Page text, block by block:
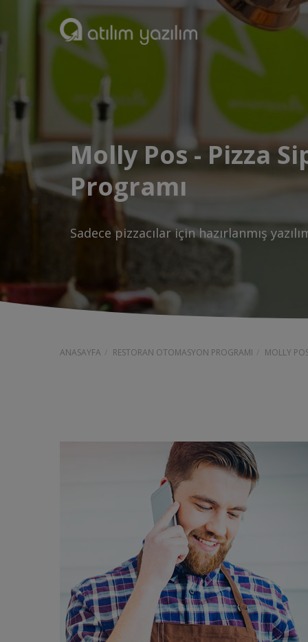
Molly Pos - Pizza
Programı
Sadece pizzacılar için hazırlanmış
ANASAYFA RESTORAN OTOMASYON PROGRAMI MOLLY